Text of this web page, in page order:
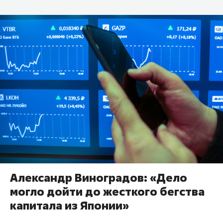
Александр Виноградов: «Дело
могло дойти до жесткого бегства
капитала из Японии»